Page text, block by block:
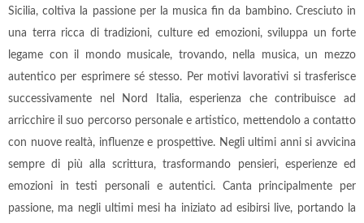
Sicilia, coltiva la passione per la musica fin da bambino. Cresciuto in
una terra ricca di tradizioni, culture ed emozioni, sviluppa un forte
legame con il mondo musicale, trovando, nella musica, un mezzo
autentico per esprimere sé stesso. Per motivi lavorativi si trasferisce
successivamente nel Nord Italia, esperienza che contribuisce ad
arricchire il suo percorso personale e artistico, mettendolo a contatto
con nuove realtà, influenze e prospettive. Negli ultimi anni si avvicina
sempre di più alla scrittura, trasformando pensieri, esperienze ed
emozioni in testi personali e autentici. Canta principalmente per
passione, ma negli ultimi mesi ha iniziato ad esibirsi live, portando la